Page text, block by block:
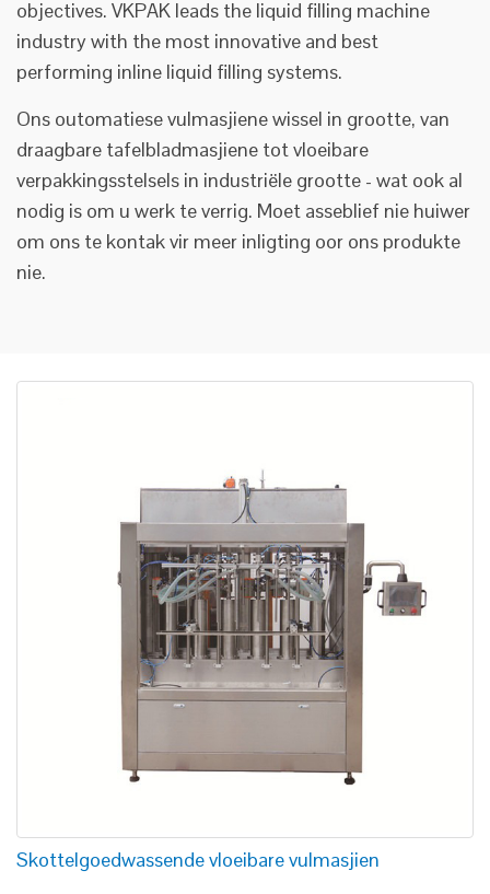
objectives. VKPAK leads the liquid filling machine
industry with the most innovative and best
performing inline liquid filling systems.
Ons outomatiese vulmasjiene wissel in grootte, van
draagbare tafelbladmasjiene tot vloeibare
verpakkingsstelsels in industriële grootte - wat ook al
nodig is om u werk te verrig. Moet asseblief nie huiwer
om ons te kontak vir meer inligting oor ons produkte
nie.
Skottelgoedwassende vloeibare vulmasjien